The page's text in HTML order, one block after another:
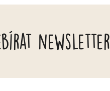
newsletter